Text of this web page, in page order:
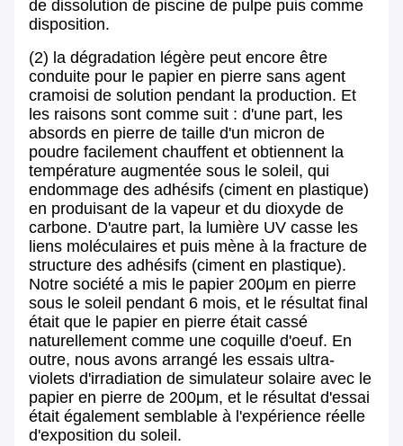
de dissolution de piscine de pulpe puis comme
disposition.
(2) la dégradation légère peut encore être
conduite pour le papier en pierre sans agent
cramoisi de solution pendant la production. Et
les raisons sont comme suit : d'une part, les
absords en pierre de taille d'un micron de
poudre facilement chauffent et obtiennent la
température augmentée sous le soleil, qui
endommage des adhésifs (ciment en plastique)
en produisant de la vapeur et du dioxyde de
carbone. D'autre part, la lumière UV casse les
liens moléculaires et puis mène à la fracture de
structure des adhésifs (ciment en plastique).
Notre société a mis le papier 200μm en pierre
sous le soleil pendant 6 mois, et le résultat final
était que le papier en pierre était cassé
naturellement comme une coquille d'oeuf. En
outre, nous avons arrangé les essais ultra-
violets d'irradiation de simulateur solaire avec le
papier en pierre de 200μm, et le résultat d'essai
était également semblable à l'expérience réelle
d'exposition du soleil.